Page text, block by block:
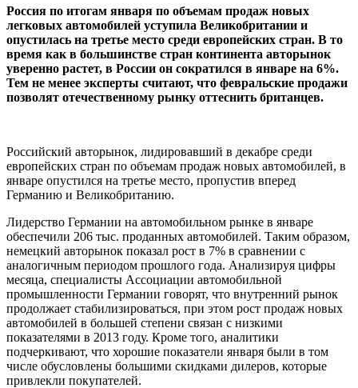
Россия по итогам января по объемам продаж новых
легковых автомобилей уступила Великобритании и
опустилась на третье место среди европейских стран. В то
время как в большинстве стран континента авторынок
уверенно растет, в России он сократился в январе на 6%.
Тем не менее эксперты считают, что февральские продажи
позволят отечественному рынку оттеснить британцев.
Российский авторынок, лидировавший в декабре среди
европейских стран по объемам продаж новых автомобилей, в
январе опустился на третье место, пропустив вперед
Германию и Великобританию.
Лидерство Германии на автомобильном рынке в январе
обеспечили 206 тыс. проданных автомобилей. Таким образом,
немецкий авторынок показал рост в 7% в сравнении с
аналогичным периодом прошлого года. Анализируя цифры
месяца, специалисты Ассоциации автомобильной
промышленности Германии говорят, что внутренний рынок
продолжает стабилизироваться, при этом рост продаж новых
автомобилей в большей степени связан с низкими
показателями в 2013 году. Кроме того, аналитики
подчеркивают, что хорошие показатели января были в том
числе обусловлены большими скидками дилеров, которые
привлекли покупателей.